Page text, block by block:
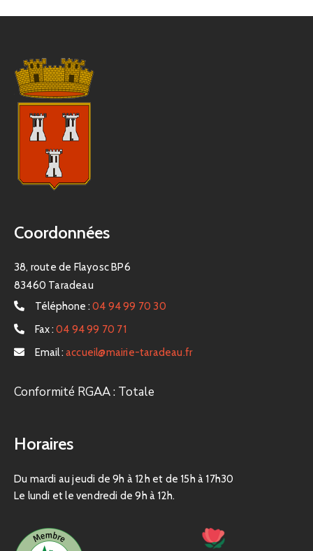
Coordonnées
38, route de Flayosc BP6
83460 Taradeau
Téléphone : 04 94 99 70 30
Fax : 04 94 99 70 71
Email : accueil@mairie-taradeau.fr
Conformité RGAA : Totale
Horaires
Du mardi au jeudi de 9h à 12h et de 15h à 17h30
Le lundi et le vendredi de 9h à 12h.